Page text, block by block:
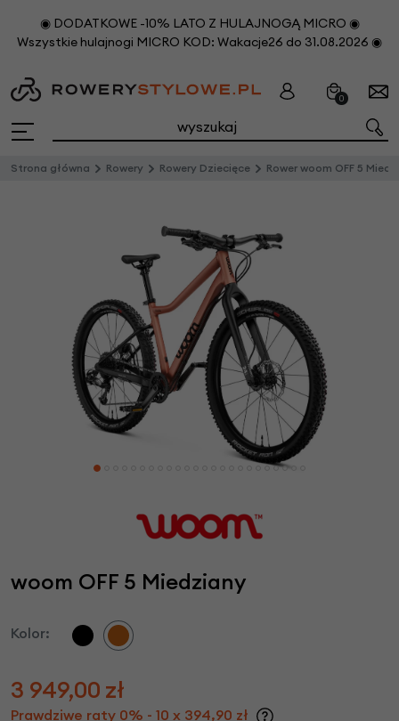
◉ DODATKOWE -10% LATO Z HULAJNOGĄ MICRO ◉
Wszystkie hulajnogi MICRO KOD: Wakacje26 do 31.08.2026 ◉
0
Strona główna Rowery Rowery Dziecięce Rower woom OFF 5 Miedziany
woom OFF 5 Miedziany
Kolor:
3 949,00 zł
Prawdziwe raty 0% - 10 x 394,90 zł